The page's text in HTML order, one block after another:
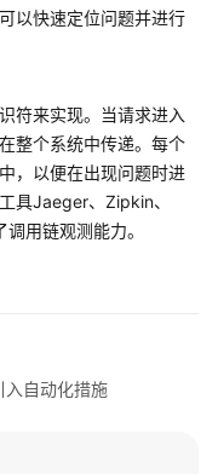
以快速定位问题并进行
符来实现。当请求进入
整个系统中传递。每个
，以便在出现问题时进
具Jaeger、Zipkin、
用链观测能力。
自动化措施